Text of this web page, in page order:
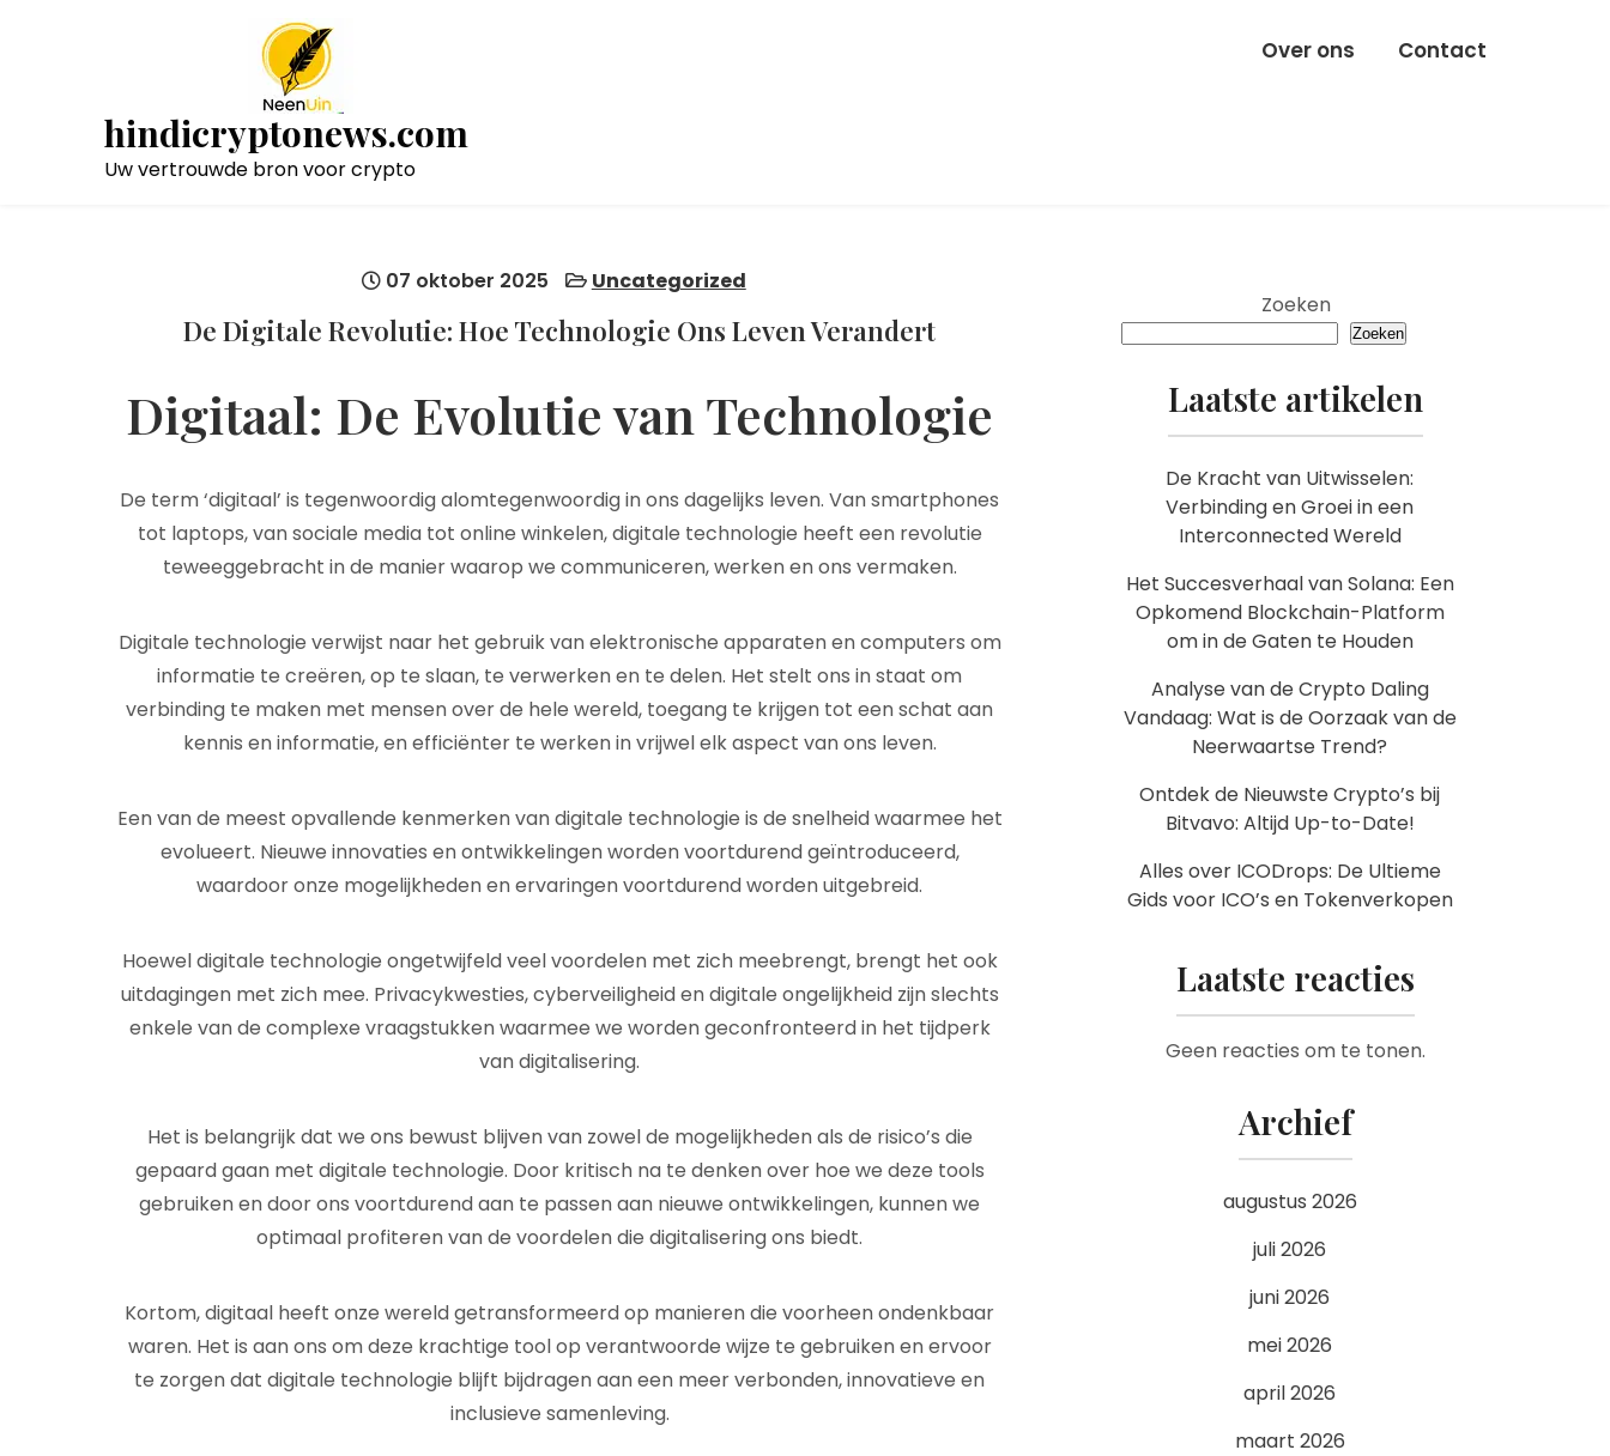
hindicryptonews.com
Uw vertrouwde bron voor crypto
Over ons Contact
07 oktober 2025 Uncategorized
De Digitale Revolutie: Hoe Technologie Ons Leven Verandert
Digitaal: De Evolutie van Technologie
De term ‘digitaal’ is tegenwoordig alomtegenwoordig in ons dagelijks leven. Van smartphones
tot laptops, van sociale media tot online winkelen, digitale technologie heeft een revolutie
teweeggebracht in de manier waarop we communiceren, werken en ons vermaken.
Digitale technologie verwijst naar het gebruik van elektronische apparaten en computers om
informatie te creëren, op te slaan, te verwerken en te delen. Het stelt ons in staat om
verbinding te maken met mensen over de hele wereld, toegang te krijgen tot een schat aan
kennis en informatie, en efficiënter te werken in vrijwel elk aspect van ons leven.
Een van de meest opvallende kenmerken van digitale technologie is de snelheid waarmee het
evolueert. Nieuwe innovaties en ontwikkelingen worden voortdurend geïntroduceerd,
waardoor onze mogelijkheden en ervaringen voortdurend worden uitgebreid.
Hoewel digitale technologie ongetwijfeld veel voordelen met zich meebrengt, brengt het ook
uitdagingen met zich mee. Privacykwesties, cyberveiligheid en digitale ongelijkheid zijn slechts
enkele van de complexe vraagstukken waarmee we worden geconfronteerd in het tijdperk
van digitalisering.
Het is belangrijk dat we ons bewust blijven van zowel de mogelijkheden als de risico’s die
gepaard gaan met digitale technologie. Door kritisch na te denken over hoe we deze tools
gebruiken en door ons voortdurend aan te passen aan nieuwe ontwikkelingen, kunnen we
optimaal profiteren van de voordelen die digitalisering ons biedt.
Kortom, digitaal heeft onze wereld getransformeerd op manieren die voorheen ondenkbaar
waren. Het is aan ons om deze krachtige tool op verantwoorde wijze te gebruiken en ervoor
te zorgen dat digitale technologie blijft bijdragen aan een meer verbonden, innovatieve en
inclusieve samenleving.
Zoeken
Zoeken
Laatste artikelen
De Kracht van Uitwisselen:
Verbinding en Groei in een
Interconnected Wereld
Het Succesverhaal van Solana: Een
Opkomend Blockchain-Platform
om in de Gaten te Houden
Analyse van de Crypto Daling
Vandaag: Wat is de Oorzaak van de
Neerwaartse Trend?
Ontdek de Nieuwste Crypto’s bij
Bitvavo: Altijd Up-to-Date!
Alles over ICODrops: De Ultieme
Gids voor ICO’s en Tokenverkopen
Laatste reacties
Geen reacties om te tonen.
Archief
augustus 2026
juli 2026
juni 2026
mei 2026
april 2026
maart 2026